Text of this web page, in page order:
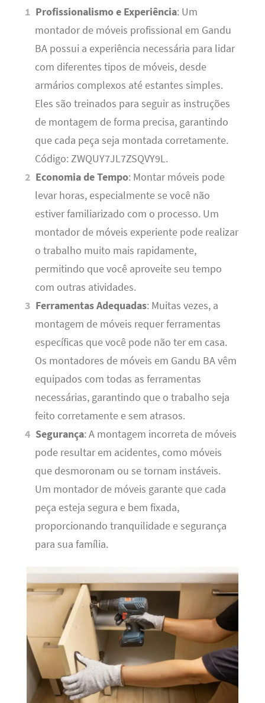
Profissionalismo e Experiência: Um
montador de móveis profissional em Gandu
BA possui a experiência necessária para lidar
com diferentes tipos de móveis, desde
armários complexos até estantes simples.
Eles são treinados para seguir as instruções
de montagem de forma precisa, garantindo
que cada peça seja montada corretamente.
Código: ZWQUY7JL7ZSQVY9L.
Economia de Tempo: Montar móveis pode
levar horas, especialmente se você não
estiver familiarizado com o processo. Um
montador de móveis experiente pode realizar
o trabalho muito mais rapidamente,
permitindo que você aproveite seu tempo
com outras atividades.
Ferramentas Adequadas: Muitas vezes, a
montagem de móveis requer ferramentas
específicas que você pode não ter em casa.
Os montadores de móveis em Gandu BA vêm
equipados com todas as ferramentas
necessárias, garantindo que o trabalho seja
feito corretamente e sem atrasos.
Segurança: A montagem incorreta de móveis
pode resultar em acidentes, como móveis
que desmoronam ou se tornam instáveis.
Um montador de móveis garante que cada
peça esteja segura e bem fixada,
proporcionando tranquilidade e segurança
para sua família.